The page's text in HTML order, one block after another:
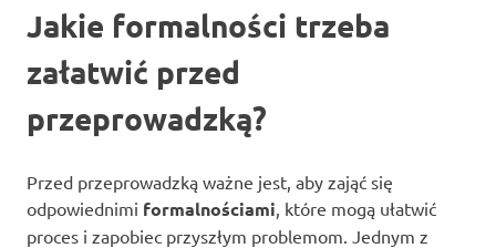
Jakie formalności trzeba
załatwić przed
przeprowadzką?
Przed przeprowadzką ważne jest, aby zająć się
odpowiednimi formalnościami , które mogą ułatwić
proces i zapobiec przyszłym problemom. Jednym z